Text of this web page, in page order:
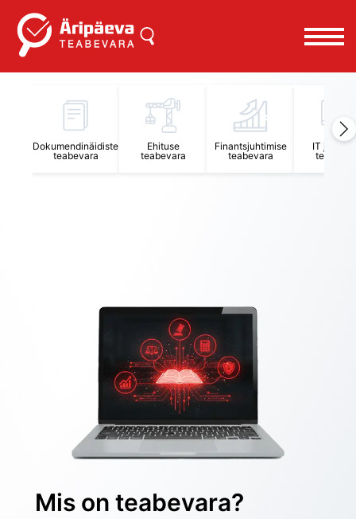
Dokumendinäidiste
teabevara
Ehituse
teabevara
Finantsjuhtimise
teabevara
IT
Mis on teabevara?